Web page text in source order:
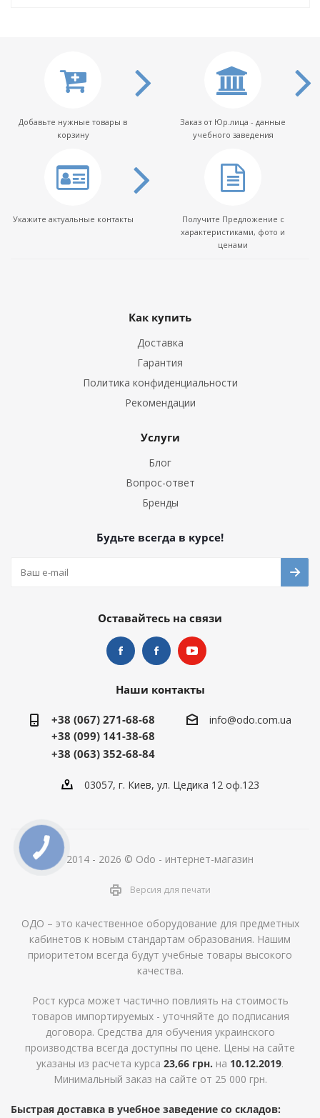
Добавьте нужные товары в
корзину
Заказ от Юр.лица - данные
учебного заведения
Укажите актуальные контакты
Получите Предложение с
характеристиками, фото и
ценами
Как купить
Доставка
Гарантия
Политика конфиденциальности
Рекомендации
Услуги
Блог
Вопрос-ответ
Бренды
Будьте всегда в курсе!
Оставайтесь на связи
Наши контакты
+38 (067) 271-68-68
+38 (099) 141-38-68
+38 (063) 352-68-84
info@odo.com.ua
03057, г. Киев, ул. Цедика 12 оф.123
2014 - 2026 © Odo - интернет-магазин
Версия для печати
ОДО – это качественное оборудование для предметных
кабинетов к новым стандартам образования. Нашим
приоритетом всегда будут учебные товары высокого
качества.
Рост курса может частично повлиять на стоимость
товаров импортируемых - уточняйте до подписания
договора. Средства для обучения украинского
производства всегда доступны по цене. Цены на сайте
указаны из расчета курса 23,66 грн. на 10.12.2019.
Минимальный заказ на сайте от 25 000 грн.
Быстрая доставка в учебное заведение со складов: